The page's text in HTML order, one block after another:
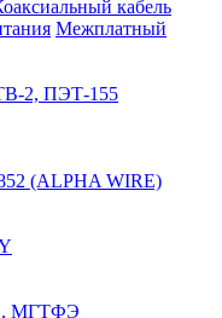
кабель
Межплатный
2, ПЭТ-155
(ALPHA WIRE)
МГТФЭ